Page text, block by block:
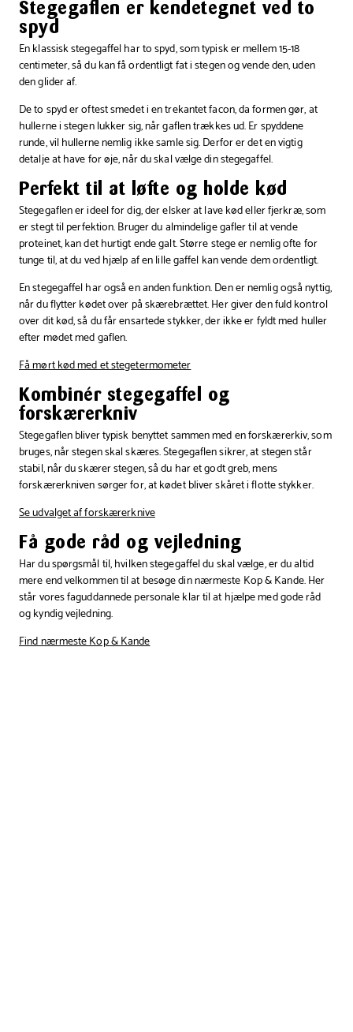
Stegegaflen er kendetegnet ved to
spyd
En klassisk stegegaffel har to spyd, som typisk er mellem 15-18
centimeter, så du kan få ordentligt fat i stegen og vende den, uden
den glider af.
De to spyd er oftest smedet i en trekantet facon, da formen gør, at
hullerne i stegen lukker sig, når gaflen trækkes ud. Er spyddene
runde, vil hullerne nemlig ikke samle sig. Derfor er det en vigtig
detalje at have for øje, når du skal vælge din stegegaffel.
Perfekt til at løfte og holde kød
Stegegaflen er ideel for dig, der elsker at lave kød eller fjerkræ, som
er stegt til perfektion. Bruger du almindelige gafler til at vende
proteinet, kan det hurtigt ende galt. Større stege er nemlig ofte for
tunge til, at du ved hjælp af en lille gaffel kan vende dem ordentligt.
En stegegaffel har også en anden funktion. Den er nemlig også nyttig,
når du flytter kødet over på skærebrættet. Her giver den fuld kontrol
over dit kød, så du får ensartede stykker, der ikke er fyldt med huller
efter mødet med gaflen.
Få mørt kød med et stegetermometer
Kombinér stegegaffel og
forskærerkniv
Stegegaflen bliver typisk benyttet sammen med en forskærerkiv, som
bruges, når stegen skal skæres. Stegegaflen sikrer, at stegen står
stabil, når du skærer stegen, så du har et godt greb, mens
forskærerkniven sørger for, at kødet bliver skåret i flotte stykker.
Se udvalget af forskærerknive
Få gode råd og vejledning
Har du spørgsmål til, hvilken stegegaffel du skal vælge, er du altid
mere end velkommen til at besøge din nærmeste Kop & Kande. Her
står vores faguddannede personale klar til at hjælpe med gode råd
og kyndig vejledning.
Find nærmeste Kop & Kande